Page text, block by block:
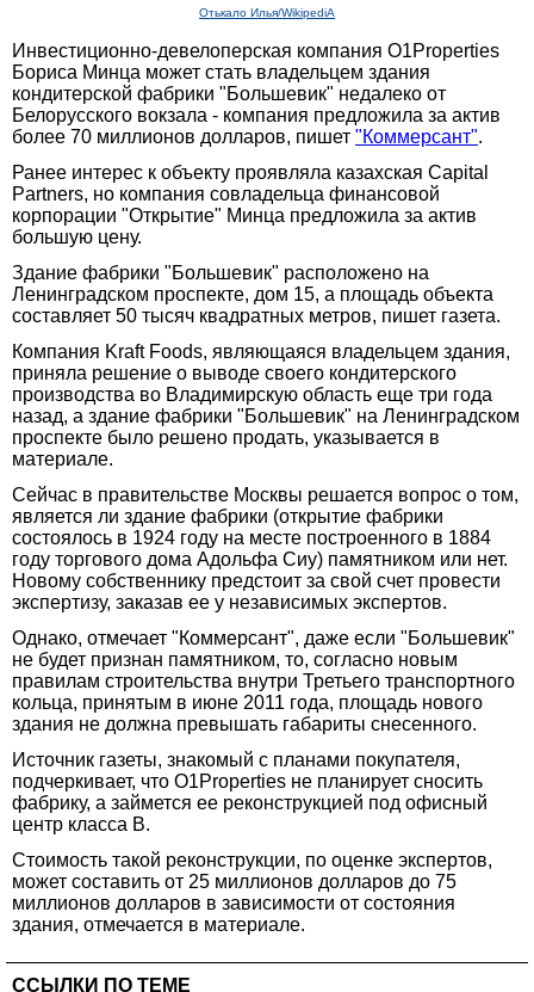
Отькало Илья/WikipediA
Инвестиционно-девелоперская компания O1Properties
Бориса Минца может стать владельцем здания
кондитерской фабрики "Большевик" недалеко от
Белорусского вокзала - компания предложила за актив
более 70 миллионов долларов, пишет "Коммерсант".
Ранее интерес к объекту проявляла казахская Capital
Partners, но компания совладельца финансовой
корпорации "Открытие" Минца предложила за актив
большую цену.
Здание фабрики "Большевик" расположено на
Ленинградском проспекте, дом 15, а площадь объекта
составляет 50 тысяч квадратных метров, пишет газета.
Компания Kraft Foods, являющаяся владельцем здания,
приняла решение о выводе своего кондитерского
производства во Владимирскую область еще три года
назад, а здание фабрики "Большевик" на Ленинградском
проспекте было решено продать, указывается в
материале.
Сейчас в правительстве Москвы решается вопрос о том,
является ли здание фабрики (открытие фабрики
состоялось в 1924 году на месте построенного в 1884
году торгового дома Адольфа Сиу) памятником или нет.
Новому собственнику предстоит за свой счет провести
экспертизу, заказав ее у независимых экспертов.
Однако, отмечает "Коммерсант", даже если "Большевик"
не будет признан памятником, то, согласно новым
правилам строительства внутри Третьего транспортного
кольца, принятым в июне 2011 года, площадь нового
здания не должна превышать габариты снесенного.
Источник газеты, знакомый с планами покупателя,
подчеркивает, что O1Properties не планирует сносить
фабрику, а займется ее реконструкцией под офисный
центр класса В.
Стоимость такой реконструкции, по оценке экспертов,
может составить от 25 миллионов долларов до 75
миллионов долларов в зависимости от состояния
здания, отмечается в материале.
ССЫЛКИ ПО ТЕМЕ